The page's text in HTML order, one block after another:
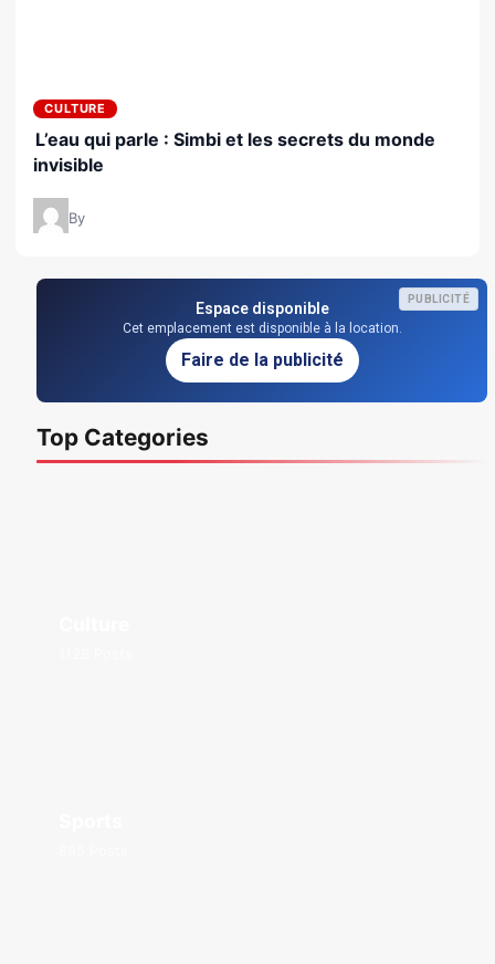
CULTURE
L’eau qui parle : Simbi et les secrets du monde
invisible
By
PUBLICITÉ
Espace disponible
Cet emplacement est disponible à la location.
Faire de la publicité
Top Categories